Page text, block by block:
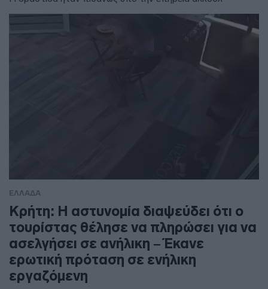
ΕΛΛΑΔΑ
Κρήτη: Η αστυνομία διαψεύδει ότι ο
τουρίστας θέλησε να πληρώσει για να
ασελγήσει σε ανήλικη – Έκανε
ερωτική πρόταση σε ενήλικη
εργαζόμενη